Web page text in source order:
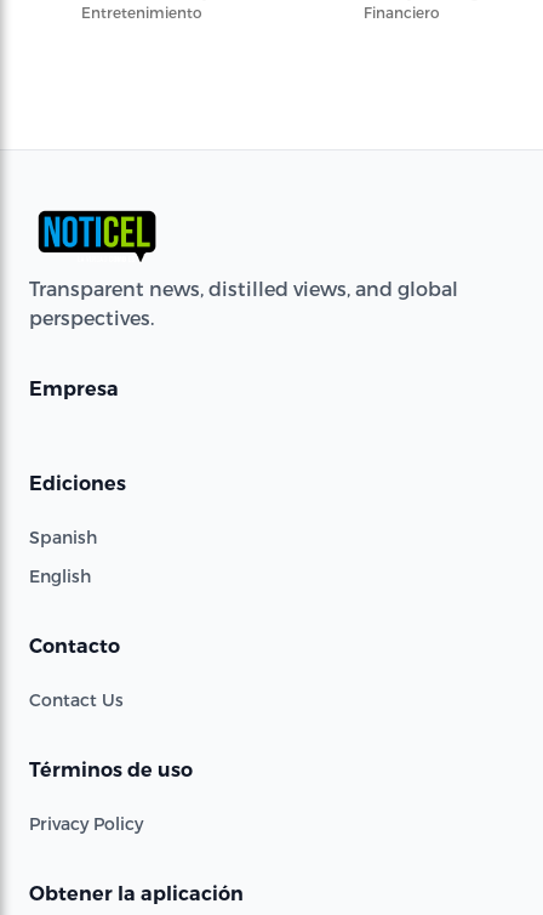
Entretenimiento
Financiero
Transparent news, distilled views, and global
perspectives.
Empresa
Ediciones
Spanish
English
Contacto
Contact Us
Términos de uso
Privacy Policy
Obtener la aplicación